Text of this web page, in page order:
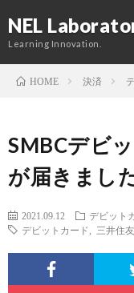
NEL
Learning Innovation.
HOME 決済
SMBCデビ
が届きまし
2021.09.12
デビット
デビットカード
三井住